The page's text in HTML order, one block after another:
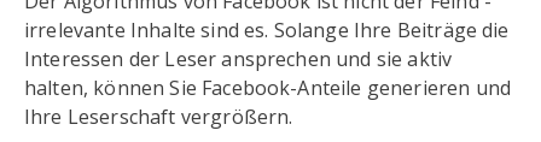
irrelevante Inhalte sind es. Solange Ihre Beiträge die
Interessen der Leser ansprechen und sie aktiv
halten, können Sie Facebook-Anteile generieren und
Ihre Leserschaft vergrößern.